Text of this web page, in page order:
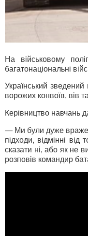
На військовому
багатонаціональні
Український зведений
ворожих конвоїв, вів
Керівництво навчань
— Ми були дуже
підходи, відмінні
сказати ні, або як не
розповів командир